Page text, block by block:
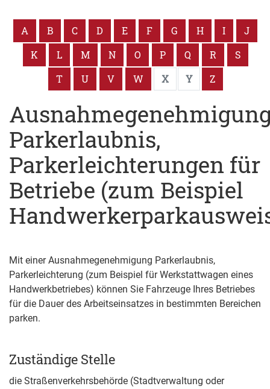
A B C D E F G H I
J
K
L M N O P Q R
S
T
U V W X Y Z
Parkerlaubnis,
Parkerleichterungen für
Betriebe (zum Beispiel
Mit einer Ausnahmegenehmigung Parkerlaubnis,
Parkerleichterung (zum Beispiel für Werkstattwagen eines
Handwerkbetriebes) können Sie Fahrzeuge Ihres Betriebes
für die Dauer des Arbeitseinsatzes in bestimmten Bereichen
parken.
Zuständige Stelle
die Straßenverkehrsbehörde (Stadtverwaltung oder